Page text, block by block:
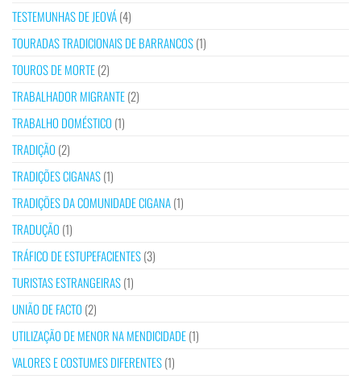
TESTEMUNHAS DE JEOVÁ(4)
TOURADAS TRADICIONAIS DE BARRANCOS(1)
TOUROS DE MORTE(2)
TRABALHADOR MIGRANTE(2)
TRABALHO DOMÉSTICO (1)
TRADIÇÃO (2)
TRADIÇÕES CIGANAS(1)
TRADIÇÕES DA COMUNIDADE CIGANA(1)
TRADUÇÃO (1)
TRÁFICO DE ESTUPEFACIENTES(3)
TURISTAS ESTRANGEIRAS(1)
UNIÃO DE FACTO (2)
UTILIZAÇÃO DE MENOR NA MENDICIDADE(1)
VALORES E COSTUMES DIFERENTES(1)